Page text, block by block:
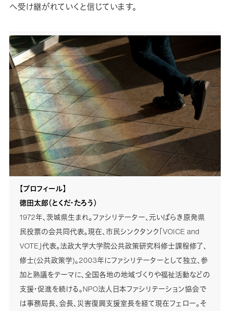
へ受け継がれていくと信じています。
【プロフィール】
徳田太郎（とくだ・たろう）
1972年、茨城県生まれ。ファシリテーター、元いばらき原発県
民投票の会共同代表。現在、市民シンクタンク「VOICE and
VOTE」代表。法政大学大学院公共政策研究科修士課程修了、
修士(公共政策学)。2003年にファシリテーターとして独立、参
加と熟議をテーマに、全国各地の地域づくりや福祉活動などの
支援・促進を続ける。NPO法人日本ファシリテーション協会で
は事務局長、会長、災害復興支援室長を経て現在フェロー。そ